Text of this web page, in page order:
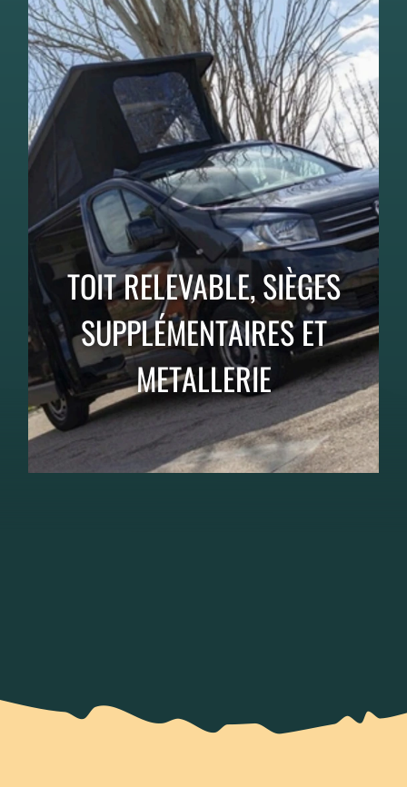
TOIT RELEVABLE, SIÈGES
SUPPLÉMENTAIRES ET
METALLERIE